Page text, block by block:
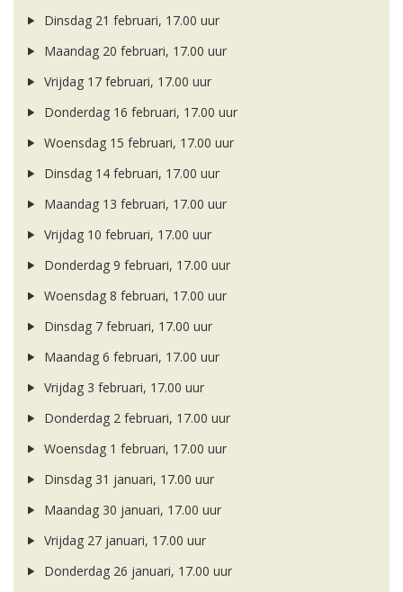
Dinsdag 21 februari, 17.00 uur
Maandag 20 februari, 17.00 uur
Vrijdag 17 februari, 17.00 uur
Donderdag 16 februari, 17.00 uur
Woensdag 15 februari, 17.00 uur
Dinsdag 14 februari, 17.00 uur
Maandag 13 februari, 17.00 uur
Vrijdag 10 februari, 17.00 uur
Donderdag 9 februari, 17.00 uur
Woensdag 8 februari, 17.00 uur
Dinsdag 7 februari, 17.00 uur
Maandag 6 februari, 17.00 uur
Vrijdag 3 februari, 17.00 uur
Donderdag 2 februari, 17.00 uur
Woensdag 1 februari, 17.00 uur
Dinsdag 31 januari, 17.00 uur
Maandag 30 januari, 17.00 uur
Vrijdag 27 januari, 17.00 uur
Donderdag 26 januari, 17.00 uur